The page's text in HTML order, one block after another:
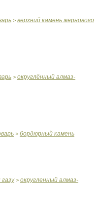
> верхний камень жернового
> округлённый алмаз-
> бордюрный камень
> округленный алмаз-